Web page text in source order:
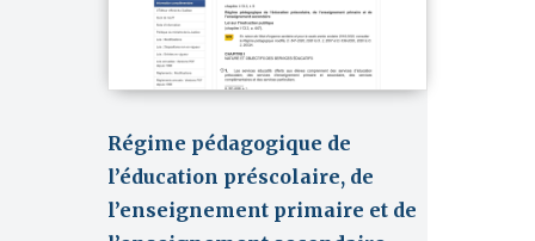
Régime pédagogique de
l’éducation préscolaire, de
l’enseignement primaire et de